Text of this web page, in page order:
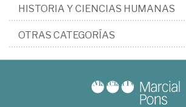
HISTORIA Y CIENCIAS HUMANAS
OTRAS CATEGORÍAS